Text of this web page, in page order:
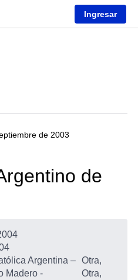
Ingresar
de 2003
de
Argentina –
Madero -
Otra,
Otra,